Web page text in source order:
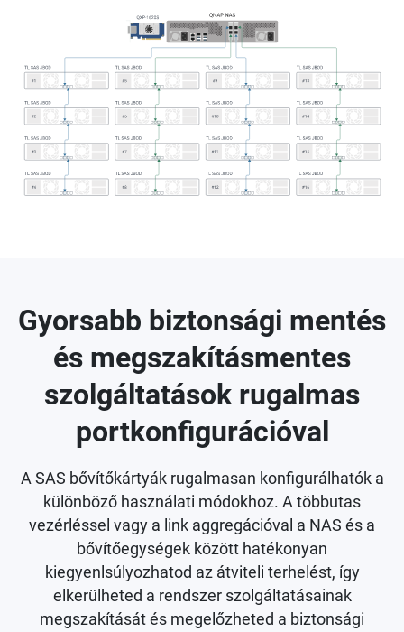
Gyorsabb biztonsági mentés
és megszakításmentes
szolgáltatások rugalmas
portkonfigurációval
A SAS bővítőkártyák rugalmasan konfigurálhatók a
különböző használati módokhoz. A többutas
vezérléssel vagy a link aggregációval a NAS és a
bővítőegységek között hatékonyan
kiegyenlsúlyozhatod az átviteli terhelést, így
elkerülheted a rendszer szolgáltatásainak
megszakítását és megelőzheted a biztonsági